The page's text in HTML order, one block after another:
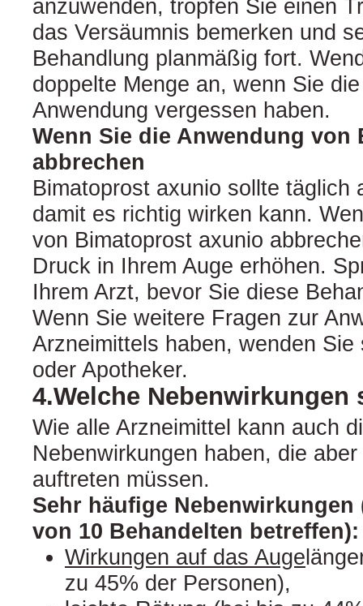
anzuwenden, tropfen Sie einen
das Versäumnis bemerken und
Behandlung planmäßig fort.
doppelte Menge an, wenn Sie
Anwendung vergessen haben.
Wenn Sie die Anwendung
abbrechen
Bimatoprost axunio sollte täglich
damit es richtig wirken kann.
von Bimatoprost axunio
Druck in Ihrem Auge erhöhen.
Ihrem Arzt, bevor Sie diese
Wenn Sie weitere Fragen zur
Arzneimittels haben, wenden
oder Apotheker.
4.Welche
Wie alle Arzneimittel kann auch
Nebenwirkungen haben, die
auftreten müssen.
Sehr häufige Nebenwirkungen
von 10 Behandelten betreffen):
Wirkungen auf das Auge
zu 45% der Personen),